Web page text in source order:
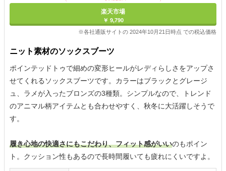
楽天市場
￥ 9,790
※各社通販サイトの 2024年10月21日時点 での税込価格
ニット素材のソックスブーツ
ポインテッドトゥで細めの変形ヒールがレディらしさをアップさ
せてくれるソックスブーツです。カラーはブラックとグレージ
ュ、ラメが入ったブロンズの3種類。シンプルなので、トレンド
のアニマル柄アイテムとも合わせやすく、秋冬に大活躍しそうで
す。
履き心地の快適さにもこだわり、フィット感がいいのもポイン
ト。クッション性もあるので長時間履いても疲れにくいですよ。